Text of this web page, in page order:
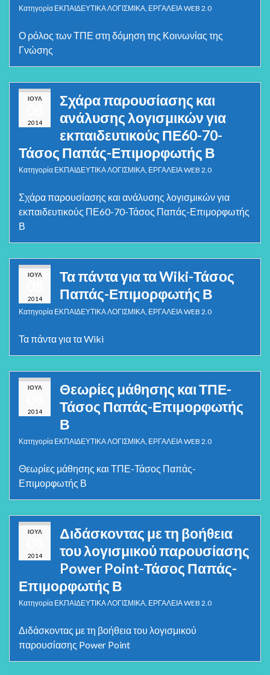
Κατηγορία ΕΚΠΑΙΔΕΥΤΙΚΑ ΛΟΓΙΣΜΙΚΑ ΕΡΓΑΛΕΙΑ WEB 2.0
Ο ρόλος των ΤΠΕ στη δόμηση της Κοινωνίας της
Γνώσης
ΙΟΎΛ
2014
Σχάρα παρουσίασης και
ανάλυσης λογισμικών για
εκπαιδευτικούς ΠΕ60-70-
Τάσος Παπάς-Επιμορφωτής Β
Κατηγορία ΕΚΠΑΙΔΕΥΤΙΚΑ ΛΟΓΙΣΜΙΚΑ ΕΡΓΑΛΕΙΑ WEB 2.0
Σχάρα παρουσίασης και ανάλυσης λογισμικών για
εκπαιδευτικούς ΠΕ60-70-Τάσος Παπάς-Επιμορφωτής
Β
ΙΟΎΛ
2014
Τα πάντα για τα Wiki-Τάσος
Παπάς-Επιμορφωτής Β
Κατηγορία ΕΚΠΑΙΔΕΥΤΙΚΑ ΛΟΓΙΣΜΙΚΑ ΕΡΓΑΛΕΙΑ WEB 2.0
Τα πάντα για τα Wiki
ΙΟΎΛ
2014
Θεωρίες μάθησης και ΤΠΕ-
Τάσος Παπάς-Επιμορφωτής
Β
Κατηγορία ΕΚΠΑΙΔΕΥΤΙΚΑ ΛΟΓΙΣΜΙΚΑ ΕΡΓΑΛΕΙΑ WEB 2.0
Θεωρίες μάθησης και ΤΠΕ-Τάσος Παπάς-
Επιμορφωτής Β
ΙΟΎΛ
2014
Διδάσκοντας με τη βοήθεια
του λογισμικού παρουσίασης
Power Point-Τάσος Παπάς-
Επιμορφωτής Β
Κατηγορία ΕΚΠΑΙΔΕΥΤΙΚΑ ΛΟΓΙΣΜΙΚΑ ΕΡΓΑΛΕΙΑ WEB 2.0
Διδάσκοντας με τη βοήθεια του λογισμικού
παρουσίασης Power Point